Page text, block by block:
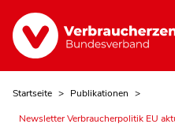
Startseite
Publikationen
Newsletter Verbraucherpolitik EU